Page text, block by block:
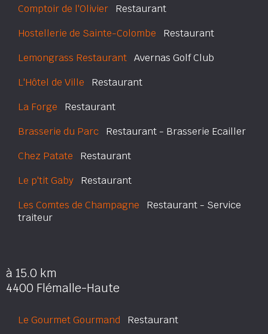
Comptoir de l'Olivier Restaurant
Hostellerie de Sainte-Colombe Restaurant
Lemongrass Restaurant Avernas Golf Club
L'Hôtel de Ville Restaurant
La Forge Restaurant
Brasserie du Parc Restaurant - Brasserie Ecailler
Chez Patate Restaurant
Le p'tit Gaby Restaurant
Les Comtes de Champagne Restaurant - Service
traiteur
à 15.0 km
4400 Flémalle-Haute
Le Gourmet Gourmand Restaurant